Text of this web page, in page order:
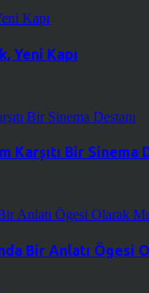
Yeni Kapı
Karşıtı Bir Sinema
Bir Anlatı